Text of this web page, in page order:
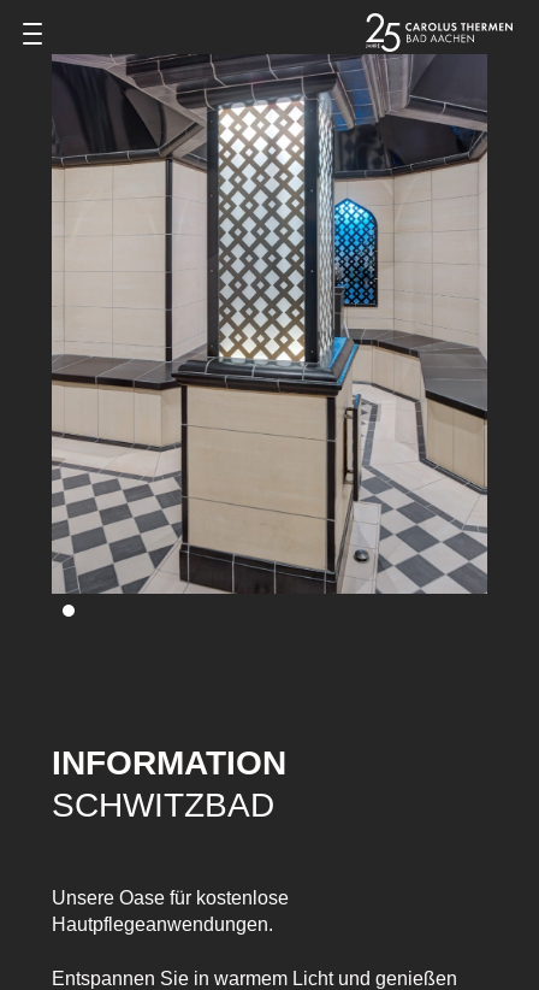
Zum Inhalt springen
INFORMATION
SCHWITZBAD
Unsere Oase für kostenlose
Hautpflegeanwendungen.
Entspannen Sie in warmem Licht und genießen